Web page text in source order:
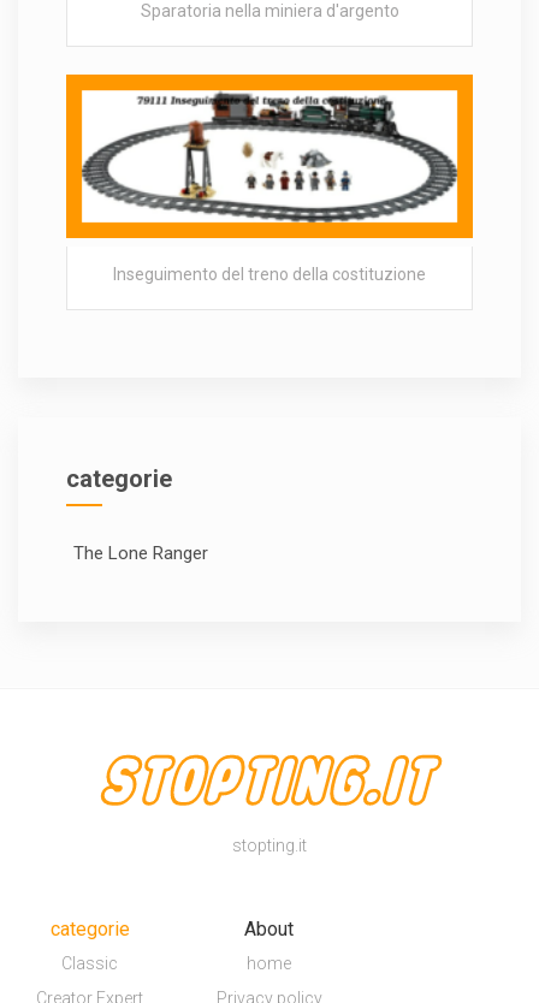
Sparatoria nella miniera d'argento
Inseguimento del treno della costituzione
categorie
The Lone Ranger
stopting.it
categorie
Classic
Creator Expert
About
home
Privacy policy